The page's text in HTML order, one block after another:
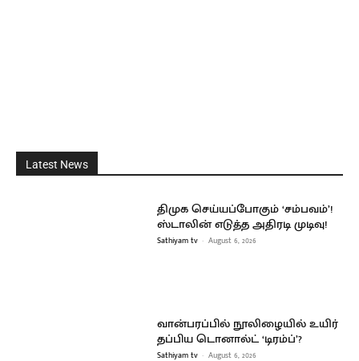
Latest News
திமுக செய்யப்போகும் ‘சம்பவம்’!
ஸ்டாலின் எடுத்த அதிரடி முடிவு!
Sathiyam tv - August 6, 2026
வான்பரப்பில் நூலிழையில் உயிர்
தப்பிய டொனால்ட் ‘டிரம்ப்’?
Sathiyam tv - August 6, 2026